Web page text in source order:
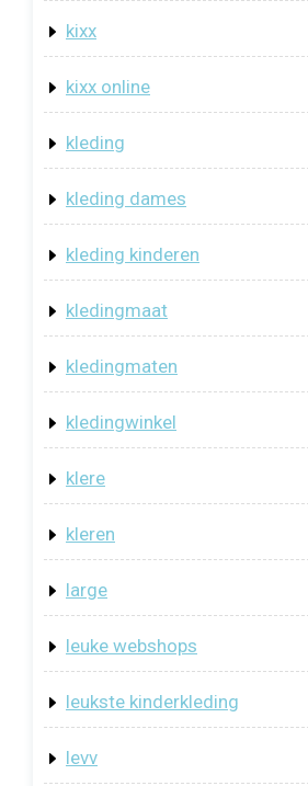
kixx
kixx online
kleding
kleding dames
kleding kinderen
kledingmaat
kledingmaten
kledingwinkel
klere
kleren
large
leuke webshops
leukste kinderkleding
levv